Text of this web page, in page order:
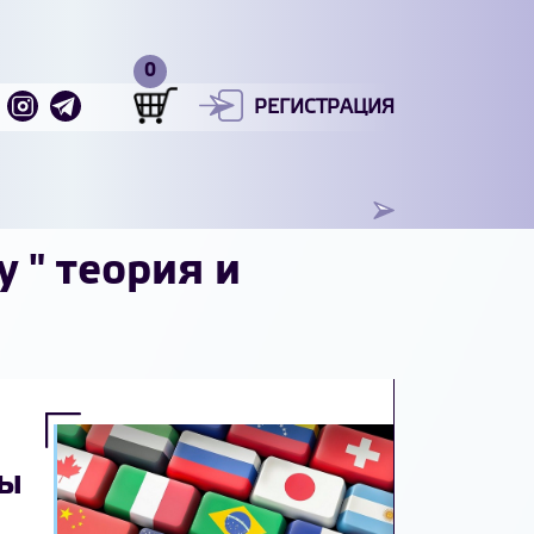
РЕГИСТРАЦИЯ
" теория и